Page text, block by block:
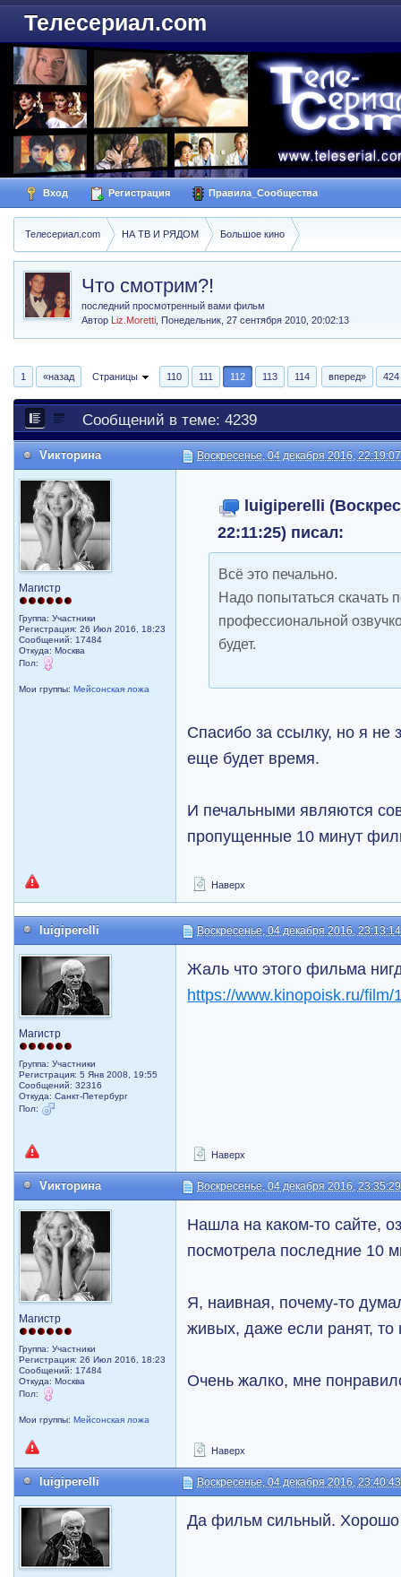
Телесериал.com
Вход Регистрация Правила_Сообщества
Телесериал.com НА ТВ И РЯДОМ Большое кино
Что смотрим?!
последний просмотренный вами фильм
Автор Liz.Moretti ,Понедельник, 27 сентября 2010, 20:02:13
1 «назад Страницы 110 111 112 113 114 вперед» 424
Сообщений в теме: 4239
Vикторина Воскресенье, 04 декабря 2016, 22:19:07
Магистр
Группа: Участники
Регистрация: 26 Июл 2016, 18:23
Сообщений: 17484
Откуда: Москва
Пол:
Мои группы:Мейсонская ложа
luigiperelli
22:11:25) писал:
Всё это печально.
Надо попытаться
профессиональной
будет.
Спасибо за ссылку, но я не
еще будет время.
И печальными являются
пропущенные 10 минут
Наверх
luigiperelli Воскресенье, 04 декабря 2016, 23:13:14
Магистр
Группа: Участники
Регистрация: 5 Янв 2008, 19:55
Сообщений: 32316
Откуда: Санкт-Петербург
Пол:
Жаль что этого фильма
https://www.kinopoisk.ru/film/
Наверх
Vикторина Воскресенье, 04 декабря 2016, 23:35:29
Магистр
Группа: Участники
Регистрация: 26 Июл 2016, 18:23
Сообщений: 17484
Откуда: Москва
Пол:
Мои группы:Мейсонская ложа
Нашла на каком-то сайте,
посмотрела последние 10
Я, наивная, почему-то
живых, даже если ранят, то
Очень жалко, мне
Наверх
luigiperelli Воскресенье, 04 декабря 2016, 23:40:43
Да фильм сильный.